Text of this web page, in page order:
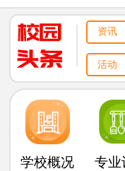
资讯
活动
学校概况 专业